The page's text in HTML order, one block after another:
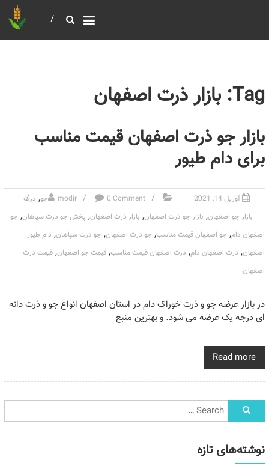
Tag: بازار ذرت اصفهان
بازار جو ذرت اصفهان قیمت مناسب
برای دام طیور
آوریل 14, 2021 modir 0 Comment جو, ذرت
بازار جو اصفهان, بازار جو ذرت اصفهان, بازار ذرت اصفهان, پخش جو ذرت سپاهان, جو
اصفهان دام, جو اصفهان قیمت مناسب, جو ذرت اصفهان, جو ذرت سپاهان, دام طیور
اصفهان, ذرت اصفهان دام, ذرت اصفهان قیمت مناسب, قیمت جو اصفهان, قیمت ذرت
اصفهان
در بازار عرضه جو و ذرت خوراک دام در استان اصفهان انواع جو و ذرت دانه
ای درجه یک عرضه می شود. و بهترین منبع
Read more
نوشته‌های تازه